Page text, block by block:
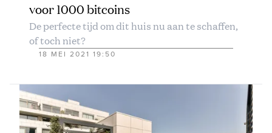
voor 1000 bitcoins
De perfecte tijd om dit huis nu aan te schaffen,
of toch niet?
18 MEI 2021 19:50